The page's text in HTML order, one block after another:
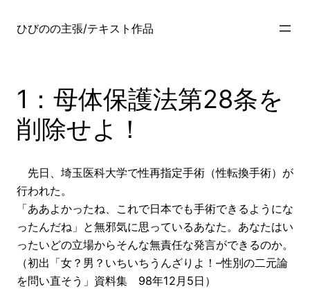
ひびのの主張/テキスト作品
1：母体保護法第28条を
削除せよ！
先日、埼玉医科大学で性再指定手術（性転換手術）が
行われた。
「ああよかったね、これで日本でも手術できるようにな
ったんだね」と無邪気に思っているあなた。あなたはい
ったいどの立場からそんな無責任な発言ができるのか。
（初出「女？男？いちいちうんざりよ！–性別の二元論
を問い直そう」資料集 98年12月5日）